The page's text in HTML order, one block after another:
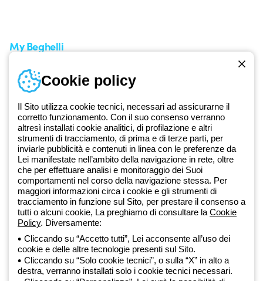
Dal 2025 Beghelli è parte del Gruppo GEWISS, all’interno
dell’ecosistema GEWISS LightZone, dove realizziamo soluzioni di
illuminazione integrate che trasformano la complessità in semplicità,
supportando professionisti e utenti finali nella realizzazione dei loro
bisogni.Scopri di più su GEWISS
My Beghelli
Accedi o registrati
Formazione
Documentazione e software
Iscriviti alla newsletter
Privacy Policy
Cookie policy
Condizioni di vendita
Tutte le policy
Cookie policy
Il Sito utilizza cookie tecnici, necessari ad assicurarne il
corretto funzionamento. Con il suo consenso verranno
altresì installati cookie analitici, di profilazione e altri
strumenti di tracciamento, di prima e di terze parti, per
inviarle pubblicità e contenuti in linea con le preferenze da
Lei manifestate nell’ambito della navigazione in rete, oltre
che per effettuare analisi e monitoraggio dei Suoi
comportamenti nel corso della navigazione stessa. Per
maggiori informazioni circa i cookie e gli strumenti di
tracciamento in funzione sul Sito, per prestare il consenso a
tutti o alcuni cookie, La preghiamo di consultare la Cookie
Policy. Diversamente:
Cliccando su “Accetto tutti”, Lei acconsente all’uso dei
cookie e delle altre tecnologie presenti sul Sito.
Cliccando su “Solo cookie tecnici”, o sulla “X” in alto a
destra, verranno installati solo i cookie tecnici necessari.